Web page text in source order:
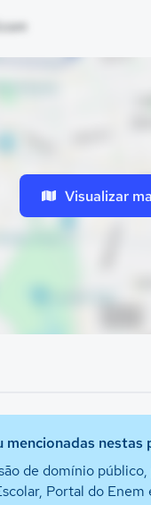
Visualizar
nestas
de domínio
Portal do Enem